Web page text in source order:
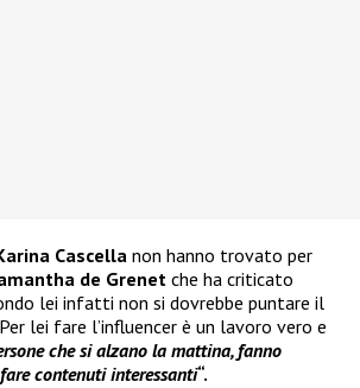
Cascellanon hanno trovato per
de Grenet che ha criticato
lei infatti non si dovrebbe puntare il
lei fare l’influencer è un lavoro vero e
che si alzano la mattina, fanno
contenuti interessanti“.